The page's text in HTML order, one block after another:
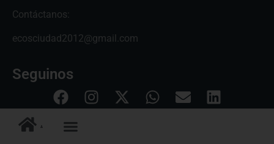
Contáctanos:
ecosciudad2012@gmail.com
Seguinos
QUIENES SOMOS